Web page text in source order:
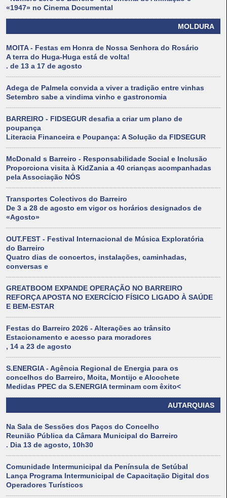
«1947» no Cinema Documental
MOLDURA
MOITA - Festas em Honra de Nossa Senhora do Rosário
A terra do Huga-Huga está de volta!
. de 13 a 17 de agosto
Adega de Palmela convida a viver a tradição entre vinhas
Setembro sabe a vindima vinho e gastronomia
BARREIRO - FIDSEGUR desafia a criar um plano de
poupança
Literacia Financeira e Poupança: A Solução da FIDSEGUR
McDonald s Barreiro - Responsabilidade Social e Inclusão
Proporciona visita à KidZania a 40 crianças acompanhadas
pela Associação NÓS
Transportes Colectivos do Barreiro
De 3 a 28 de agosto em vigor os horários designados de
«Agosto»
OUT.FEST - Festival Internacional de Música Exploratória
do Barreiro
Quatro dias de concertos, instalações, caminhadas,
conversas e
GREATBOOM EXPANDE OPERAÇÃO NO BARREIRO
REFORÇA APOSTA NO EXERCÍCIO FÍSICO LIGADO À SAÚDE
E BEM-ESTAR
Festas do Barreiro 2026 - Alterações ao trânsito
Estacionamento e acesso para moradores
, 14 a 23 de agosto
S.ENERGIA - Agência Regional de Energia para os
concelhos do Barreiro, Moita, Montijo e Alcochete
Medidas PPEC da S.ENERGIA terminam com êxito<
AUTARQUIAS
Na Sala de Sessões dos Paços do Concelho
Reunião Pública da Câmara Municipal do Barreiro
. Dia 13 de agosto, 10h30
Comunidade Intermunicipal da Península de Setúbal
Lança Programa Intermunicipal de Capacitação Digital dos
Operadores Turísticos